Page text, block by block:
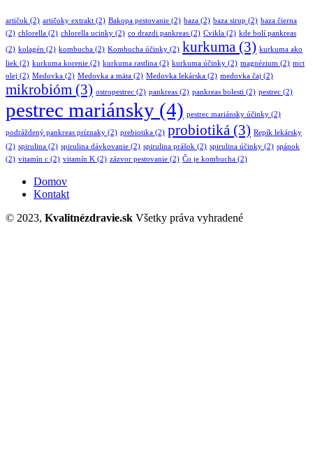
artičok (2) artičoky extrakt (2) Bakopa pestovanie (2) baza (2) baza sirup (2) baza čierna
(2) chlorella (2) chlorella ucinky (2) co drazdi pankreas (2) Cvikla (2) kde bolí pankreas
(2) kolagén (2) kombucha (2) Kombucha účinky (2) kurkuma (3) kurkuma ako
liek (2) kurkuma korenie (2) kurkuma rastlina (2) kurkuma účinky (2) magnézium (2) mct
olej (2) Medovka (2) Medovka a mäta (2) Medovka lekárska (2) medovka čaj (2)
mikrobióm (3) ostropestrec (2) pankreas (2) pankreas bolesti (2) pestrec (2)
pestrec mariánsky (4) pestrec mariánsky účinky (2)
podráždený pankreas príznaky (2) prebiotika (2) probiotiká (3) Repík lekársky
(2) spirulina (2) spirulina dávkovanie (2) spirulina prášok (2) spirulina účinky (2) spánok
(2) vitamín c (2) vitamín K (2) zázvor pestovanie (2) Čo je kombucha (2)
Domov
Kontakt
© 2023, Kvalitnézdravie.sk Všetky práva vyhradené